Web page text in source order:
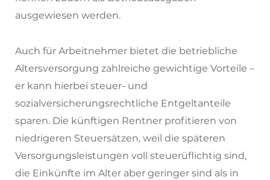
ausgewiesen werden.
Auch für Arbeitnehmer bietet die betriebliche
Altersversorgung zahlreiche gewichtige Vorteile –
er kann hierbei steuer- und
sozialversicherungsrechtliche Entgeltanteile
sparen. Die künftigen Rentner profitieren von
niedrigeren Steuersätzen, weil die späteren
Versorgungsleistungen voll steuerüflichtig sind,
die Einkünfte im Alter aber geringer sind als in